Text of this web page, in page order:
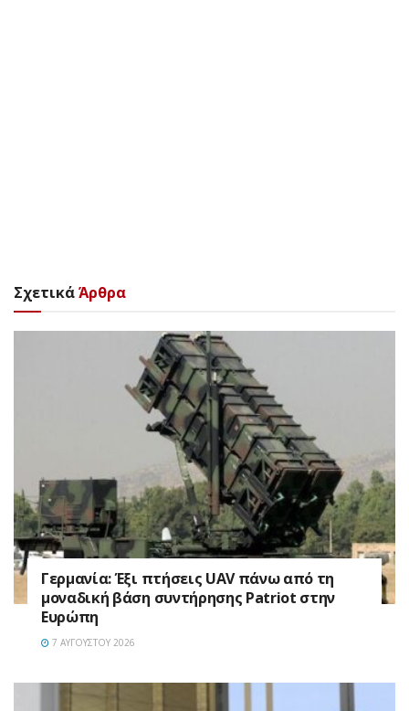
ΣχετικάΆρθρα
Γερμανία: Έξι πτήσεις UAV πάνω από τη
μοναδική βάση συντήρησης Patriot στην
Ευρώπη
7 ΑΥΓΟΎΣΤΟΥ 2026